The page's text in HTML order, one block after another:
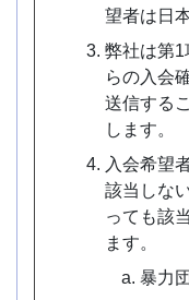
望者は日
弊社は第
らの入会
送信する
します。
入会希望
該当しな
っても該
ます。
暴力団